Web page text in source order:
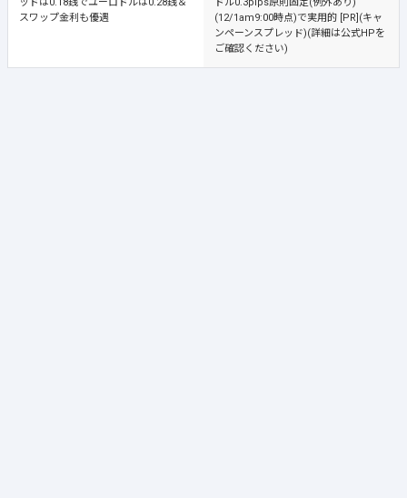
スワップ金利も優遇
(12/1am9:00時点)で実用的 [PR](キャ
ンペーンスプレッド)(詳細は公式HPを
ご確認ください)